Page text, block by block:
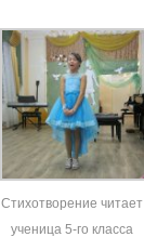
Стихотворение читает
ученица 5-го класса